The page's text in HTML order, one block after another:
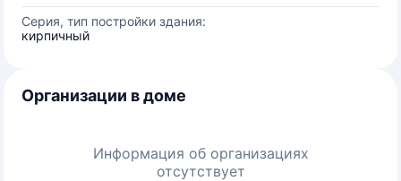
Серия, тип постройки здания:
кирпичный
Организации в доме
Информация об организациях
отсутствует